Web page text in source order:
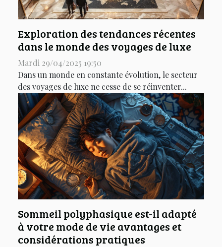
Exploration des tendances récentes
dans le monde des voyages de luxe
Mardi 29/04/2025 19:50
Dans un monde en constante évolution, le secteur
des voyages de luxe ne cesse de se réinventer...
Sommeil polyphasique est-il adapté
à votre mode de vie avantages et
considérations pratiques